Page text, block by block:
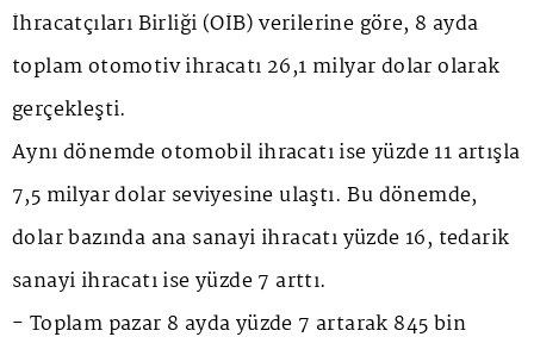
İhracatçıları Birliği (OİB) verilerine göre, 8 ayda
toplam otomotiv ihracatı 26,1 milyar dolar olarak
gerçekleşti.
Aynı dönemde otomobil ihracatı ise yüzde 11 artışla
7,5 milyar dolar seviyesine ulaştı. Bu dönemde,
dolar bazında ana sanayi ihracatı yüzde 16, tedarik
sanayi ihracatı ise yüzde 7 arttı.
- Toplam pazar 8 ayda yüzde 7 artarak 845 bin